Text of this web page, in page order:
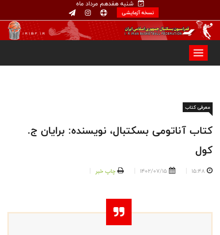
شنبه هفدهم مرداد ماه
نسخه آزمایشی
معرفی کتاب
کتاب آناتومی بسکتبال، نویسنده: برایان ج.
کول
15:48
1402/07/15 چاپ خبر